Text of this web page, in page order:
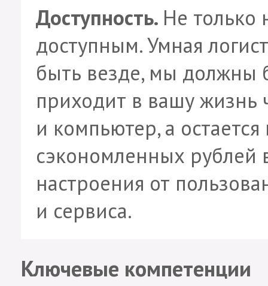
Доступность. Не только
доступным. Умная
быть везде, мы должны
приходит в вашу жизнь
и компьютер, а
сэкономленных рублей
настроения от
и сервиса.
Ключевые компетенции